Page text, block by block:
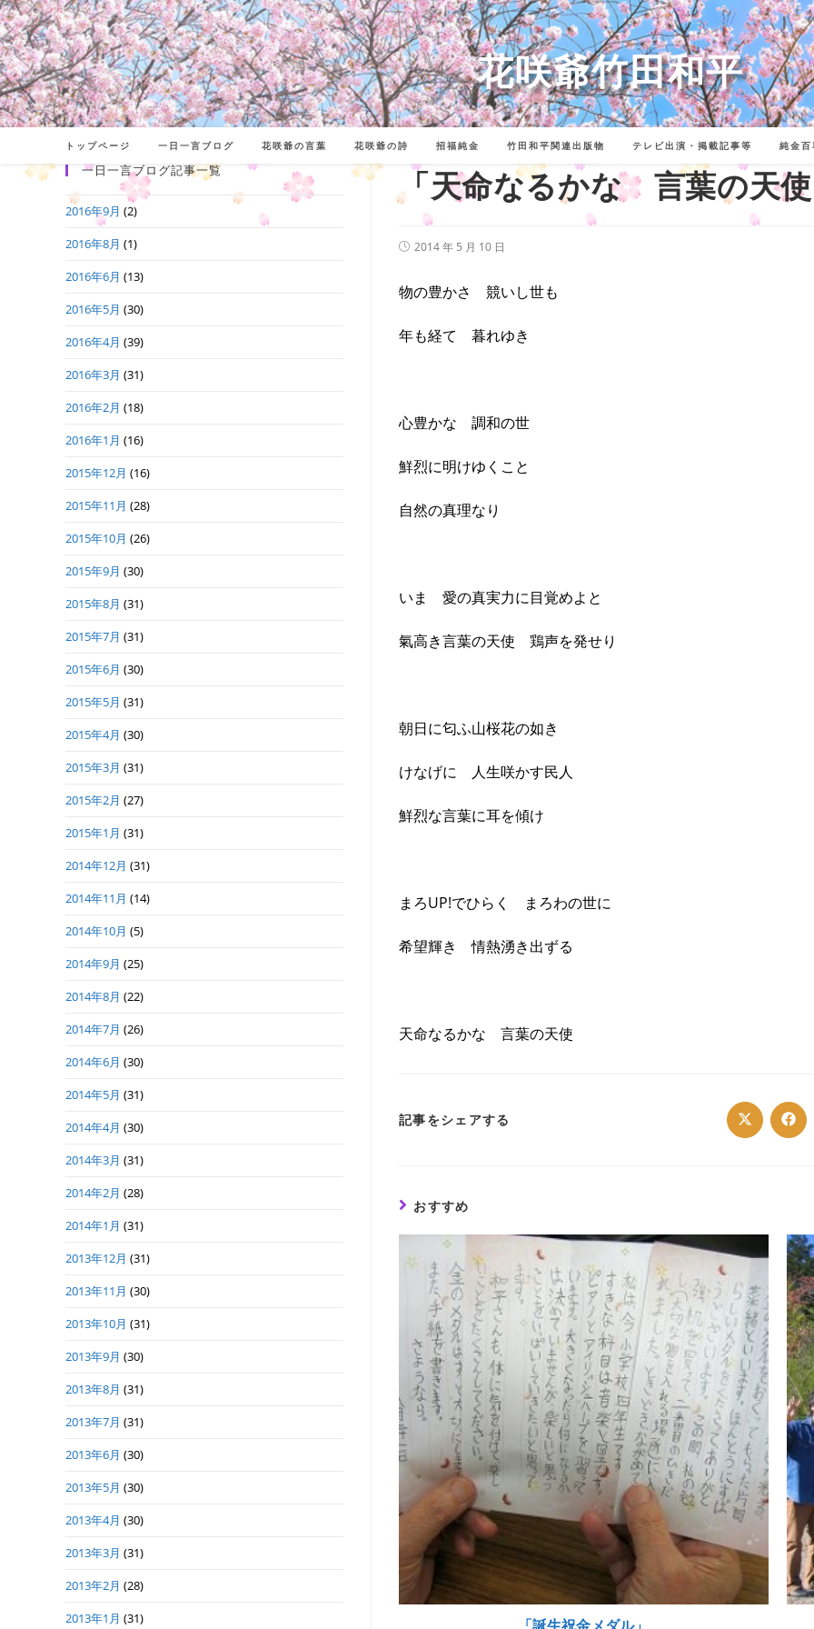
コ
ン
テ
ン
ツ
花咲爺竹田和平
トップページ 一日一言ブログ 花咲爺の言葉 花咲爺の詩 招福純金 竹田和平関連出版物 テレビ出演・掲載記事等 純金百
「天命なるかな 言葉の天
投
開
日:
2014 年 5 月 10 日
物の豊かさ 競いし世も
年も経て 暮れゆき
心豊かな 調和の世
鮮烈に明けゆくこと
自然の真理なり
いま 愛の真実力に目覚めよと
氣高き言葉の天使 鶏声を発せり
朝日に匂ふ山桜花の如き
けなげに 人生咲かす民人
鮮烈な言葉に耳を傾け
まろUP!でひらく まろわの世に
希望輝き 情熱湧き出ずる
天命なるかな 言葉の天使
記事をシェアする Opens
in in
おすすめ
「誕生祝金メダル」
一日一言ブログ記事一覧
2016年9月 (2)
2016年8月 (1)
2016年6月 (13)
2016年5月 (30)
2016年4月 (39)
2016年3月 (31)
2016年2月 (18)
2016年1月 (16)
2015年12月 (16)
2015年11月 (28)
2015年10月 (26)
2015年9月 (30)
2015年8月 (31)
2015年7月 (31)
2015年6月 (30)
2015年5月 (31)
2015年4月 (30)
2015年3月 (31)
2015年2月 (27)
2015年1月 (31)
2014年12月 (31)
2014年11月 (14)
2014年10月 (5)
2014年9月 (25)
2014年8月 (22)
2014年7月 (26)
2014年6月 (30)
2014年5月 (31)
2014年4月 (30)
2014年3月 (31)
2014年2月 (28)
2014年1月 (31)
2013年12月 (31)
2013年11月 (30)
2013年10月 (31)
2013年9月 (30)
2013年8月 (31)
2013年7月 (31)
2013年6月 (30)
2013年5月 (30)
2013年4月 (30)
2013年3月 (31)
2013年2月 (28)
2013年1月 (31)